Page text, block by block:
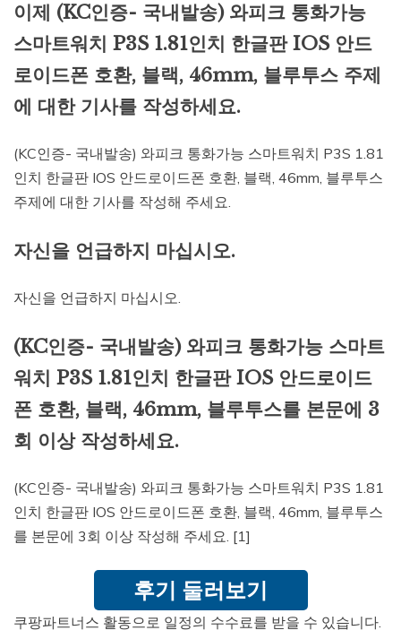
이제 (KC인증- 국내발송) 와피크 통화가능
스마트워치 P3S 1.81인치 한글판 IOS 안드
로이드폰 호환, 블랙, 46mm, 블루투스 주제
에 대한 기사를 작성하세요.
(KC인증- 국내발송) 와피크 통화가능 스마트워치 P3S 1.81
인치 한글판 IOS 안드로이드폰 호환, 블랙, 46mm, 블루투스
주제에 대한 기사를 작성해 주세요.
자신을 언급하지 마십시오.
자신을 언급하지 마십시오.
(KC인증- 국내발송) 와피크 통화가능 스마트
워치 P3S 1.81인치 한글판 IOS 안드로이드
폰 호환, 블랙, 46mm, 블루투스를 본문에 3
회 이상 작성하세요.
(KC인증- 국내발송) 와피크 통화가능 스마트워치 P3S 1.81
인치 한글판 IOS 안드로이드폰 호환, 블랙, 46mm, 블루투스
를 본문에 3회 이상 작성해 주세요. [1]
후기 둘러보기
쿠팡파트너스 활동으로 일정의 수수료를 받을 수 있습니다.